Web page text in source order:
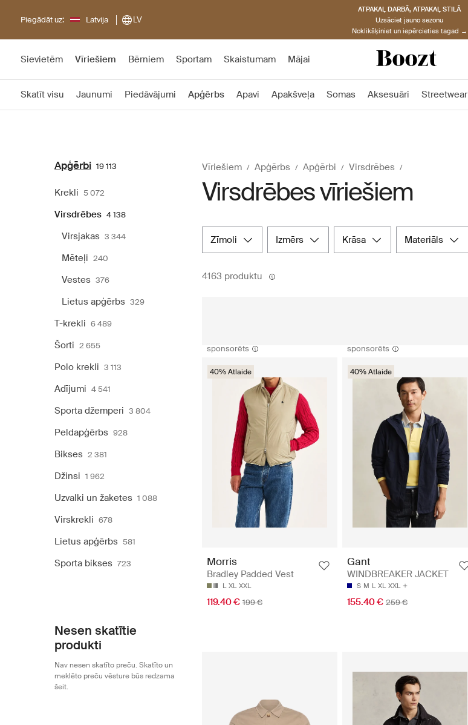
Piegādāt uz: Latvija LV
ATPAKAĻ DARBĀ, ATPAKAĻ STILĀ
Uzsāciet jauno sezonu
Noklikšķiniet un iepērcieties tagad →
Sievietēm Vīriešiem Bērniem Sportam Skaistumam Mājai
Skatīt visu Jaunumi Piedāvājumi Apģērbs Apavi Apakšveļa Somas Aksesuāri Streetwear
Apģērbi 19 113
Krekli 5 072
Virsdrēbes 4 138
Virsjakas 3 344
Mēteļi 240
Vestes 376
Lietus apģērbs 329
T-krekli 6 489
Šorti 2 655
Polo krekli 3 113
Adījumi 4 541
Sporta džemperi 3 804
Peldapģērbs 928
Bikses 2 381
Džinsi 1 962
Uzvalki un žaketes 1 088
Virskrekli 678
Lietus apģērbs 581
Sporta bikses 723
Nesen skatītie
produkti
Nav nesen skatīto preču. Skatīto un
meklēto preču vēsture būs redzama
šeit.
Vīriešiem Apģērbs Apģērbi Virsdrēbes
Virsdrēbes vīriešiem
zīmoli izmērs krāsa materiāls
4163 produktu
sponsorēts
40% Atlaide
Morris
Bradley Padded Vest
L XL XXL
119.40 € 199 €
sponsorēts
40% Atlaide
Gant
WINDBREAKER JACKET
S M L XL XXL
155.40 € 259 €